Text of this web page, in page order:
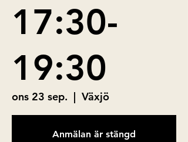
17:30-
19:30
ons 23 sep.
  |
Växjö
Anmälan är stängd